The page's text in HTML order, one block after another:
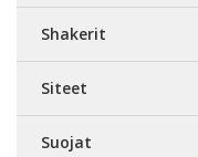
Shakerit
Siteet
Suojat